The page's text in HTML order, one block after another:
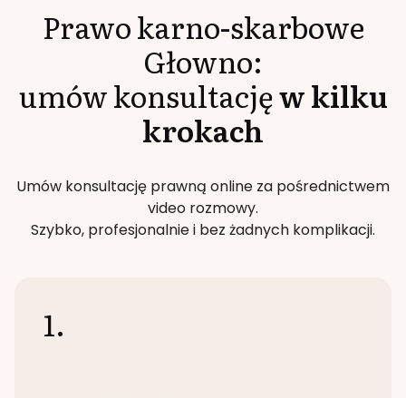
Prawo karno-skarbowe
Głowno:
umów konsultacjęw kilku
krokach
Umów konsultację prawną online za pośrednictwem
video rozmowy.
Szybko, profesjonalnie i bez żadnych komplikacji.
1.